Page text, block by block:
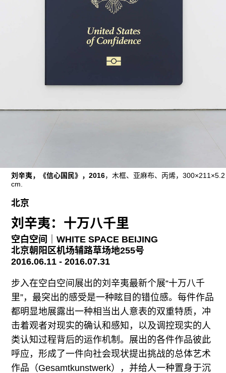
刘辛夷，《信心国民》，2016，木框、亚麻布、丙烯，300×211×5.2
cm.
北京
刘辛夷：十万八千里
空白空间｜WHITE SPACE BEIJING
北京朝阳区机场辅路草场地255号
2016.06.11 - 2016.07.31
步入在空白空间展出的刘辛夷最新个展“十万八千
里”，最突出的感受是一种眩目的错位感。每件作品
都明显地展露出一种相当出人意表的双重特质，冲
击着观者对现实的确认和感知，以及调控现实的人
类认知过程背后的运作机制。展出的各件作品彼此
呼应，形成了一件向社会现状提出挑战的总体艺术
作品（Gesamtkunstwerk），并给人一种置身于沉